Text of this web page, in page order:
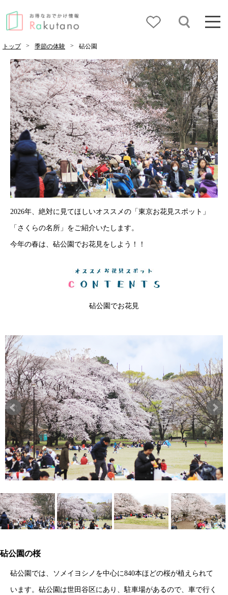
トップ > 季節の体験 > 砧公園
2026年、絶対に見てほしいオススメの「東京お花見スポット」
「さくらの名所」をご紹介いたします。
今年の春は、砧公園でお花見をしよう！！
砧公園でお花見
砧公園の桜
砧公園では、ソメイヨシノを中心に840本ほどの桜が植えられて
います。砧公園は世田谷区にあり、駐車場があるので、車で行く